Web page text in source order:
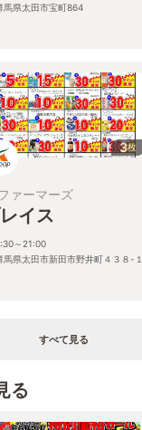
馬県太田市宝町864
3枚
ァーマーズ
イス
～21:00
馬県太田市新田市野井町４３８-１
すべて見る
る